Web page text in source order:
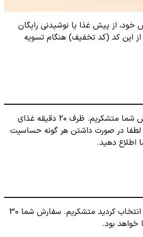
خود، از پیش غذا یا نوشیدنی رایگان
از این کد (کد تخفیف) هنگام تسویه
12.مشتری عزیز از سفارش شما متشکریم. ظرف 20 دقیقه غذای
در صورت داشتن هر گونه حساسیت
اطلاع دهید.
13.از اینکه (نام کافه) را انتخاب کردید متشکریم. سفارش شما 30
خواهد بود.